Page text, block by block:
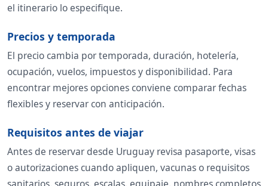
el itinerario lo especifique.
Precios y temporada
El precio cambia por temporada, duración, hotelería,
ocupación, vuelos, impuestos y disponibilidad. Para
encontrar mejores opciones conviene comparar fechas
flexibles y reservar con anticipación.
Requisitos antes de viajar
Antes de reservar desde Uruguay revisa pasaporte, visas
o autorizaciones cuando apliquen, vacunas o requisitos